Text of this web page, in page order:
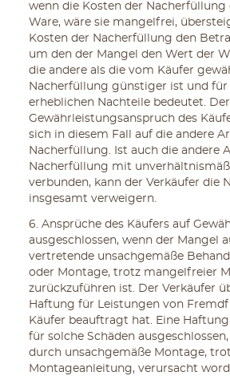
wenn die Kosten der Nacherfüllung
Ware, wäre sie mangelfrei,
Kosten der Nacherfüllung den
um den der Mangel den Wert der
die andere als die vom Käufer
Nacherfüllung günstiger ist und für
erheblichen Nachteile bedeutet. Der
Gewährleistungsanspruch des
sich in diesem Fall auf die andere
Nacherfüllung. Ist auch die andere
Nacherfüllung mit
verbunden, kann der Verkäufer die
insgesamt verweigern.
6. Ansprüche des Käufers auf
ausgeschlossen, wenn der Mangel
vertretende unsachgemäße
oder Montage, trotz mangelfreier
zurückzuführen ist. Der Verkäufer
Haftung für Leistungen von
Käufer beauftragt hat. Eine
für solche Schäden
durch unsachgemäße Montage,
Montageanleitung, verursacht